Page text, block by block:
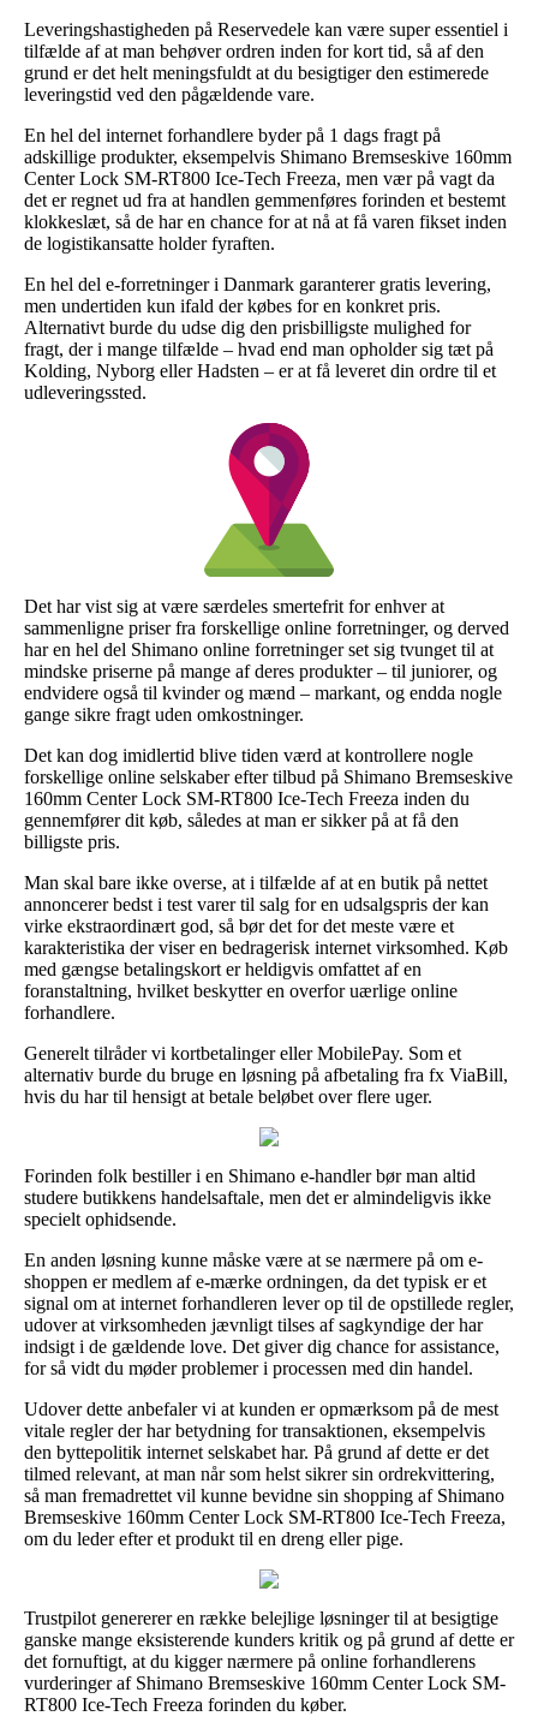
Leveringshastigheden på Reservedele kan være super essentiel i
tilfælde af at man behøver ordren inden for kort tid, så af den
grund er det helt meningsfuldt at du besigtiger den estimerede
leveringstid ved den pågældende vare.
En hel del internet forhandlere byder på 1 dags fragt på
adskillige produkter, eksempelvis Shimano Bremseskive 160mm
Center Lock SM-RT800 Ice-Tech Freeza, men vær på vagt da
det er regnet ud fra at handlen gemmenføres forinden et bestemt
klokkeslæt, så de har en chance for at nå at få varen fikset inden
de logistikansatte holder fyraften.
En hel del e-forretninger i Danmark garanterer gratis levering,
men undertiden kun ifald der købes for en konkret pris.
Alternativt burde du udse dig den prisbilligste mulighed for
fragt, der i mange tilfælde – hvad end man opholder sig tæt på
Kolding, Nyborg eller Hadsten – er at få leveret din ordre til et
udleveringssted.
Det har vist sig at være særdeles smertefrit for enhver at
sammenligne priser fra forskellige online forretninger, og derved
har en hel del Shimano online forretninger set sig tvunget til at
mindske priserne på mange af deres produkter – til juniorer, og
endvidere også til kvinder og mænd – markant, og endda nogle
gange sikre fragt uden omkostninger.
Det kan dog imidlertid blive tiden værd at kontrollere nogle
forskellige online selskaber efter tilbud på Shimano Bremseskive
160mm Center Lock SM-RT800 Ice-Tech Freeza inden du
gennemfører dit køb, således at man er sikker på at få den
billigste pris.
Man skal bare ikke overse, at i tilfælde af at en butik på nettet
annoncerer bedst i test varer til salg for en udsalgspris der kan
virke ekstraordinært god, så bør det for det meste være et
karakteristika der viser en bedragerisk internet virksomhed. Køb
med gængse betalingskort er heldigvis omfattet af en
foranstaltning, hvilket beskytter en overfor uærlige online
forhandlere.
Generelt tilråder vi kortbetalinger eller MobilePay. Som et
alternativ burde du bruge en løsning på afbetaling fra fx ViaBill,
hvis du har til hensigt at betale beløbet over flere uger.
Forinden folk bestiller i en Shimano e-handler bør man altid
studere butikkens handelsaftale, men det er almindeligvis ikke
specielt ophidsende.
En anden løsning kunne måske være at se nærmere på om e-
shoppen er medlem af e-mærke ordningen, da det typisk er et
signal om at internet forhandleren lever op til de opstillede regler,
udover at virksomheden jævnligt tilses af sagkyndige der har
indsigt i de gældende love. Det giver dig chance for assistance,
for så vidt du møder problemer i processen med din handel.
Udover dette anbefaler vi at kunden er opmærksom på de mest
vitale regler der har betydning for transaktionen, eksempelvis
den byttepolitik internet selskabet har. På grund af dette er det
tilmed relevant, at man når som helst sikrer sin ordrekvittering,
så man fremadrettet vil kunne bevidne sin shopping af Shimano
Bremseskive 160mm Center Lock SM-RT800 Ice-Tech Freeza,
om du leder efter et produkt til en dreng eller pige.
Trustpilot genererer en række belejlige løsninger til at besigtige
ganske mange eksisterende kunders kritik og på grund af dette er
det fornuftigt, at du kigger nærmere på online forhandlerens
vurderinger af Shimano Bremseskive 160mm Center Lock SM-
RT800 Ice-Tech Freeza forinden du køber.